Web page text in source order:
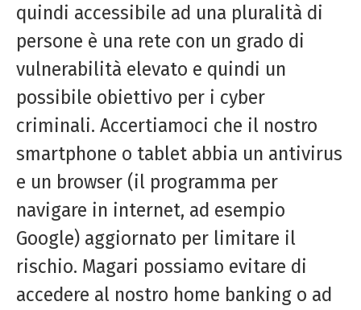
quindi accessibile ad una pluralità di
persone è una rete con un grado di
vulnerabilità elevato e quindi un
possibile obiettivo per i cyber
criminali. Accertiamoci che il nostro
smartphone o tablet abbia un antivirus
e un browser (il programma per
navigare in internet, ad esempio
Google) aggiornato per limitare il
rischio. Magari possiamo evitare di
accedere al nostro home banking o ad